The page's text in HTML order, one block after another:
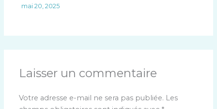
mai 20, 2025
Laisser un commentaire
Votre adresse e-mail ne sera pas publiée. Les